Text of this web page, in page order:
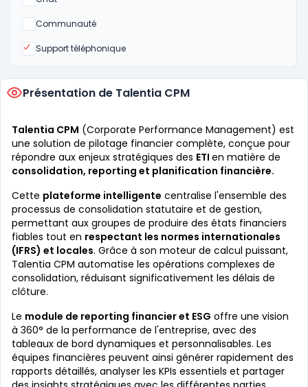
Communauté
Non
Support téléphonique
Oui
Présentation de Talentia CPM
Talentia CPM (Corporate Performance Management) est
une solution de pilotage financier complète, conçue pour
répondre aux enjeux stratégiques des ETI en matière de
consolidation, reporting et planification financière.
Cette plateforme intelligente centralise l'ensemble des
processus de consolidation statutaire et de gestion,
permettant aux groupes de produire des états financiers
fiables tout en respectant les normes internationales
(IFRS) et locales. Grâce à son moteur de calcul puissant,
Talentia CPM automatise les opérations complexes de
consolidation, réduisant significativement les délais de
clôture.
Le module de reporting financier et ESG offre une vision
à 360° de la performance de l'entreprise, avec des
tableaux de bord dynamiques et personnalisables. Les
équipes financières peuvent ainsi générer rapidement des
rapports détaillés, analyser les KPIs essentiels et partager